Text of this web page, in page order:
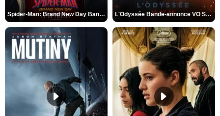
Spider-Man: Brand New Day Bande-annonce VO STFR L'Odyssée Bande-annonce VO STFR